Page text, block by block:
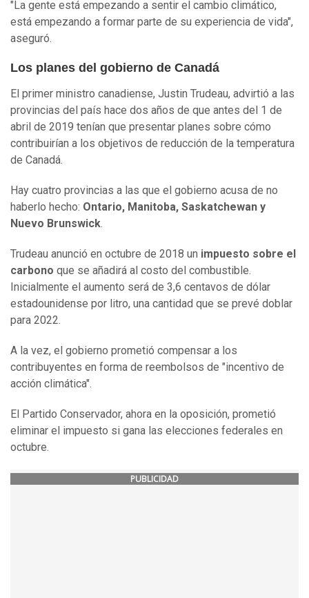
"La gente está empezando a sentir el cambio climático,
está empezando a formar parte de su experiencia de vida",
aseguró.
Los planes del gobierno de Canadá
El primer ministro canadiense, Justin Trudeau, advirtió a las
provincias del país hace dos años de que antes del 1 de
abril de 2019 tenían que presentar planes sobre cómo
contribuirían a los objetivos de reducción de la temperatura
de Canadá.
Hay cuatro provincias a las que el gobierno acusa de no
haberlo hecho: Ontario, Manitoba, Saskatchewan y
Nuevo Brunswick.
Trudeau anunció en octubre de 2018 un impuesto sobre el
carbono que se añadirá al costo del combustible.
Inicialmente el aumento será de 3,6 centavos de dólar
estadounidense por litro, una cantidad que se prevé doblar
para 2022.
A la vez, el gobierno prometió compensar a los
contribuyentes en forma de reembolsos de "incentivo de
acción climática".
El Partido Conservador, ahora en la oposición, prometió
eliminar el impuesto si gana las elecciones federales en
octubre.
PUBLICIDAD